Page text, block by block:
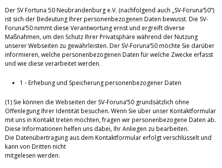
Der SV Fortuna 50 Neubrandenburg e.V. (nachfolgend auch „SV-Foruna‘50“)
ist sich der Bedeutung Ihrer personenbezogenen Daten bewusst. Die SV-
Foruna’50 nimmt diese Verantwortung ernst und ergreift diverse
Maßnahmen, um den Schutz Ihrer Privatsphäre während der Nutzung
unserer Webseiten zu gewährleisten. Der SV-Foruna’50 möchte Sie darüber
informieren, welche personenbezogenen Daten für welche Zwecke erfasst
und wie diese verarbeitet werden.
1 - Erhebung und Speicherung personenbezogener Daten
(1) Sie können die Webseiten der SV-Foruna’50 grundsätzlich ohne
Offenlegung Ihrer Identität besuchen. Wenn Sie über unser Kontaktformular
mit uns in Kontakt treten möchten, fragen wir personenbezogene Daten ab.
Diese Informationen helfen uns dabei, Ihr Anliegen zu bearbeiten.
Die Datenübertragung aus dem Kontaktformular erfolgt verschlüsselt und
kann von Dritten nicht
mitgelesen werden.